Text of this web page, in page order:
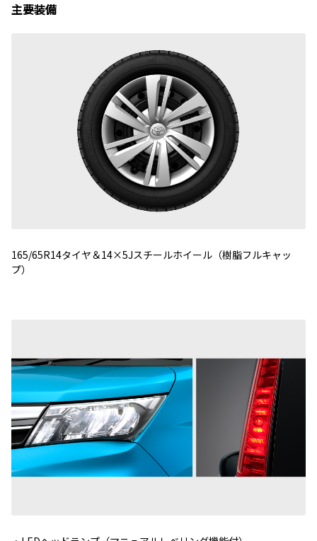
主要装備
165/65R14タイヤ＆14×5Jスチールホイール（樹脂フルキャッ
プ）